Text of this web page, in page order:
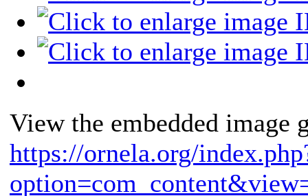
View the embedded image
https://ornela.org/